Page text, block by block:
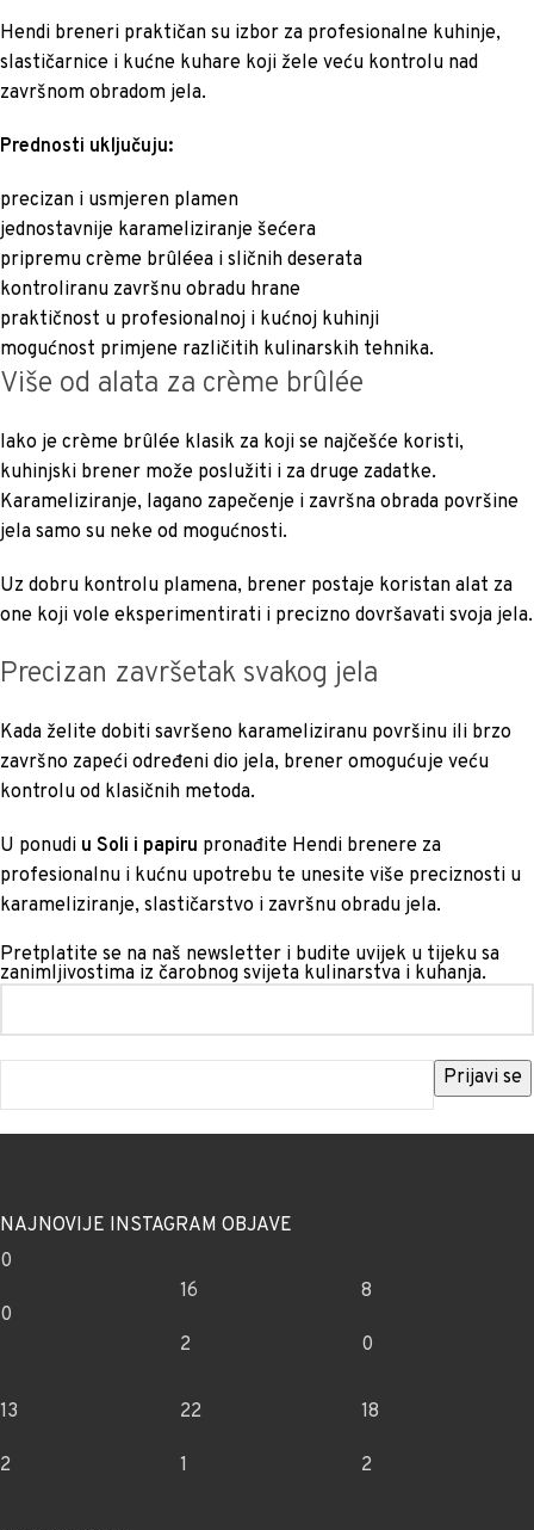
Hendi breneri praktičan su izbor za profesionalne kuhinje,
slastičarnice i kućne kuhare koji žele veću kontrolu nad
završnom obradom jela.
Prednosti uključuju:
precizan i usmjeren plamen
jednostavnije karameliziranje šećera
pripremu crème brûléea i sličnih deserata
kontroliranu završnu obradu hrane
praktičnost u profesionalnoj i kućnoj kuhinji
mogućnost primjene različitih kulinarskih tehnika.
Više od alata za crème brûlée
Iako je crème brûlée klasik za koji se najčešće koristi,
kuhinjski brener može poslužiti i za druge zadatke.
Karameliziranje, lagano zapečenje i završna obrada površine
jela samo su neke od mogućnosti.
Uz dobru kontrolu plamena, brener postaje koristan alat za
one koji vole eksperimentirati i precizno dovršavati svoja jela.
Precizan završetak svakog jela
Kada želite dobiti savršeno karameliziranu površinu ili brzo
završno zapeći određeni dio jela, brener omogućuje veću
kontrolu od klasičnih metoda.
U ponudi u Soli i papiru pronađite Hendi brenere za
profesionalnu i kućnu upotrebu te unesite više preciznosti u
karameliziranje, slastičarstvo i završnu obradu jela.
Pretplatite se na naš newsletter i budite uvijek u tijeku sa
zanimljivostima iz čarobnog svijeta kulinarstva i kuhanja.
NAJNOVIJE INSTAGRAM OBJAVE
0
0
16
2
8
0
13
2
22
1
18
2